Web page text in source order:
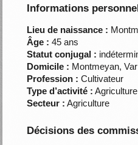
Informations
Lieu de naissance :
Âge : 45 ans
Statut conjugal :
Domicile : Montmeyan, Var
Profession : Cultivateur
Type d’activité : Agriculture
Secteur : Agriculture
Décisions des